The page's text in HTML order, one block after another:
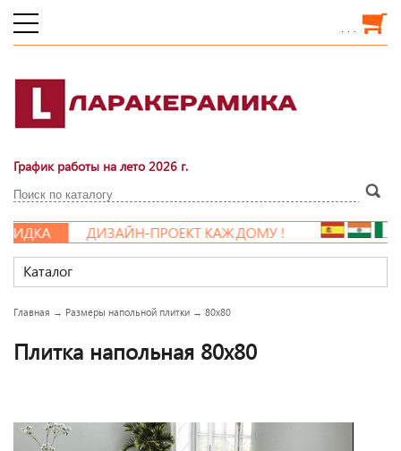
. . .
График работы на лето 2026 г.
ДИЗАЙН-ПРОЕКТ КАЖДОМУ !
Каталог
Главная → Размеры напольной плитки → 80x80
Плитка напольная 80х80